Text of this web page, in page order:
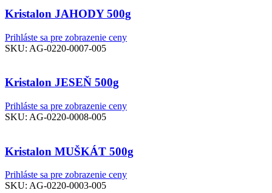
Kristalon JAHODY 500g
Prihláste sa pre zobrazenie ceny
SKU: AG-0220-0007-005
Kristalon JESEŇ 500g
Prihláste sa pre zobrazenie ceny
SKU: AG-0220-0008-005
Kristalon MUŠKÁT 500g
Prihláste sa pre zobrazenie ceny
SKU: AG-0220-0003-005